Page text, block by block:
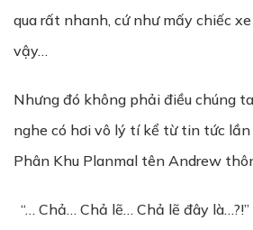
qua rất nhanh, cứ như mấy chiếc
vậy…
Nhưng đó không phải điều chúng
nghe có hơi vô lý tí kể từ tin tức lần
Phân Khu Planmal tên Andrew
“… Chả… Chả lẽ… Chả lẽ đây